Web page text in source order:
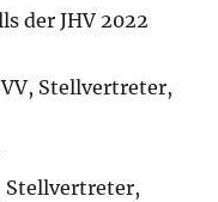
der JHV 2022
Stellvertreter,
Stellvertreter,